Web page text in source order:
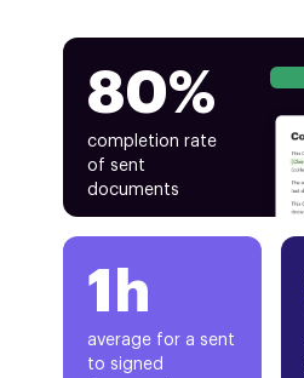
80%
completion rate
of sent
documents
1h
average for a sent
to signed